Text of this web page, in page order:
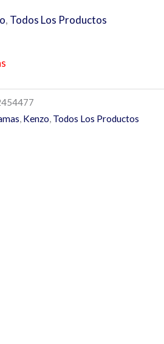
, Todos Los Productos
, Kenzo, Todos Los Productos